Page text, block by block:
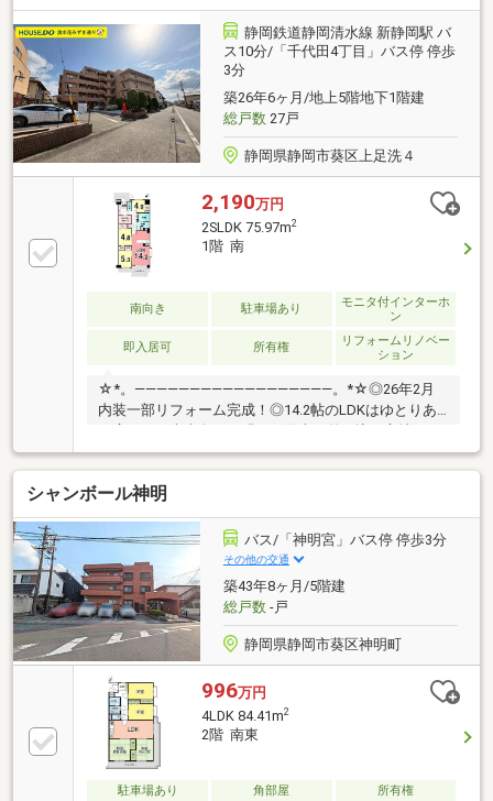
ンション・室内クリーニング済み【POINT 4】 ペッ
ト可・ペット可のマンションです。（※規定有り）
静岡鉄道静岡清水線 新静岡駅 バ
ス10分/「千代田4丁目」バス停 停歩
3分
築26年6ヶ月/地上5階地下1階建
総戸数27戸
静岡県静岡市葵区上足洗４
2,190万円
2SLDK 75.97m2
1階 南
南向き 駐車場あり
モニタ付インターホ
ン
即入居可 所有権
リフォームリノベー
ション
☆*。――――――――――――――――――。*☆◎26年2月
内装一部リフォーム完成！◎14.2帖のLDKはゆとりあ
空間。◎2LDK＋納戸。各居室に収納を備え、ファミリ
ークロークつきですっきり！物件詳細が知りたい方は
画面右上の【資料請求】をクリック♪資料を郵送また
はメールにてお送りします！すぐに中を見たいという
方は【見学予約をする】をクリック♪その他お問い合
わせは下記フリーダイヤルまで！◎フリーダイヤル：
0120-70-8085☆*。――――――――――――――――――。
*☆
シャンボール神明
バス/「神明宮」バス停 停歩3分
その他の交通
築43年8ヶ月/5階建
総戸数-戸
静岡県静岡市葵区神明町
996万円
4LDK 84.41m2
2階 南東
駐車場あり 角部屋
所有権